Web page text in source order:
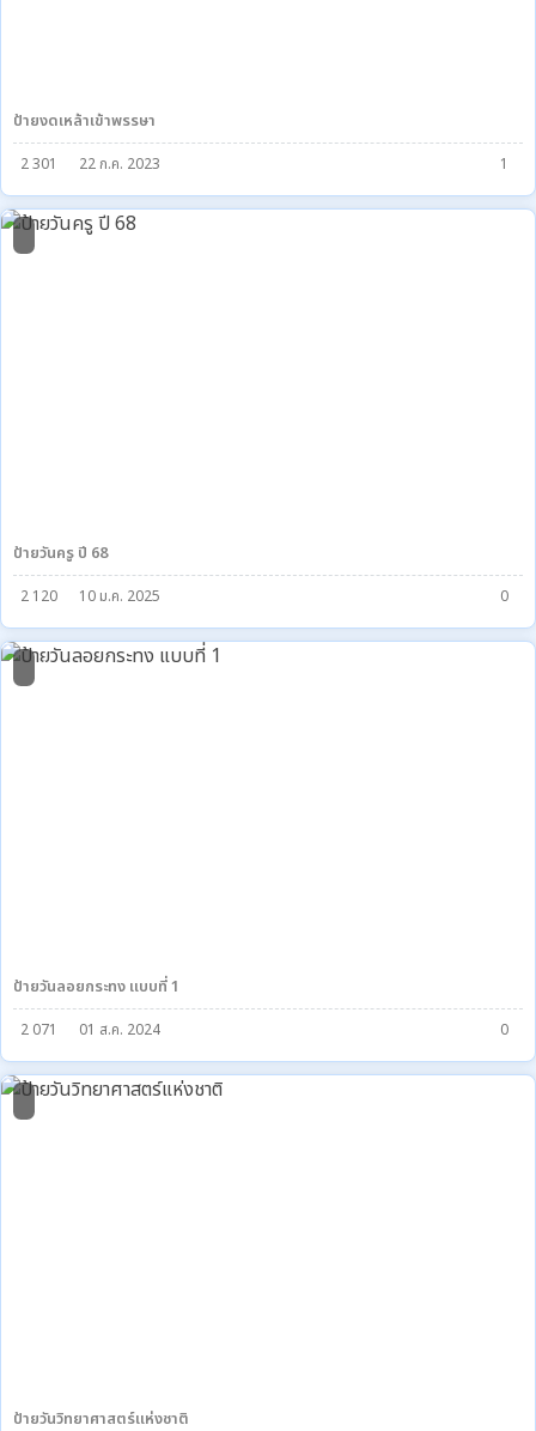
ป้ายงดเหล้าเข้าพรรษา
2 301 22 ก.ค. 2023 1
ป้ายวันครู ปี 68
2 120 10 ม.ค. 2025 0
3
ป้ายวันลอยกระทง แบบที่ 1
2 071 01 ส.ค. 2024 0
4
ป้ายวันวิทยาศาสตร์แห่งชาติ
1